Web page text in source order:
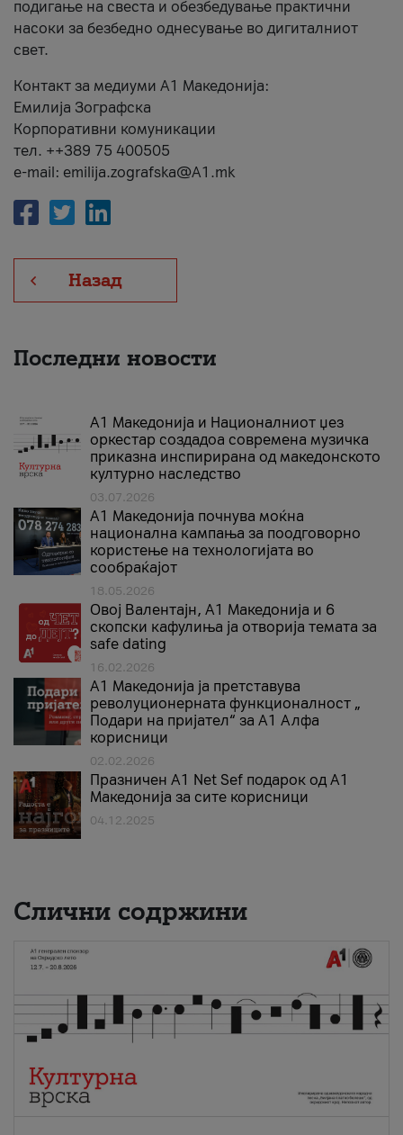
подигање на свеста и обезбедување практични
насоки за безбедно однесување во дигиталниот
свет.
Контакт за медиуми А1 Македонија:
Емилија Зографска
Корпоративни комуникации
тел. ++389 75 400505
e-mail: emilija.zografska@A1.mk
Назад
Последни новости
А1 Македонија и Националниот џез
оркестар создадоа современа музичка
приказна инспирирана од македонското
културно наследство
03.07.2026
A1 Македонија почнува моќна
национална кампања за поодговорно
користење на технологијата во
сообраќајот
18.05.2026
Овој Валентајн, A1 Македонија и 6
скопски кафулиња ја отворија темата за
safe dating
16.02.2026
А1 Македонија ја претставува
револуционерната функционалност „
Подари на пријател“ за А1 Алфа
корисници
02.02.2026
Празничен A1 Net Sеf подарок од А1
Македонија за сите корисници
04.12.2025
Слични содржини